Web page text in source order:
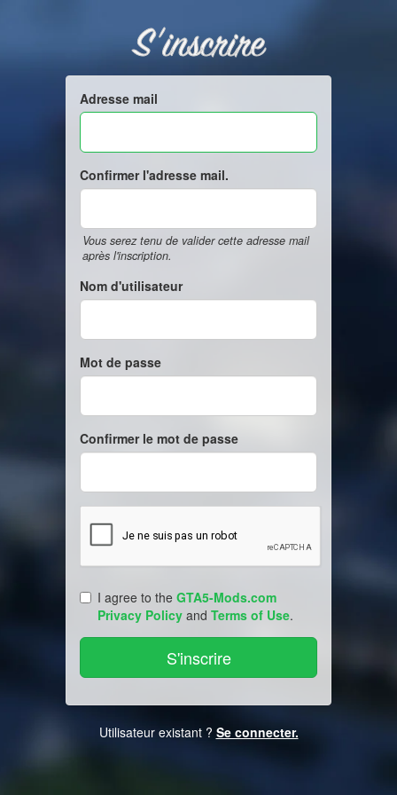
S'inscrire
Adresse mail
Confirmer l'adresse mail.
Vous serez tenu de valider cette adresse mail
après l'inscription.
Nom d'utilisateur
Mot de passe
Confirmer le mot de passe
I agree to the GTA5-Mods.com
Privacy Policy and Terms of Use.
Utilisateur existant ? Se connecter.